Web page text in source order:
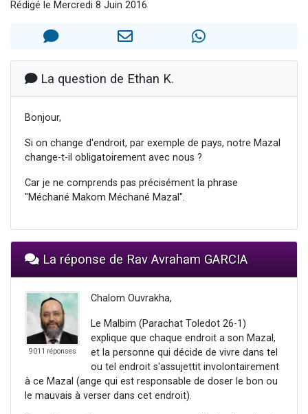
30 personnes viennent de faire un don pour Sauvez la jambe de Yohan
12 nouvelles musiques dans Torah-Box Music
29 personnes viennent de demander une bénédiction
Rédigé le Mercredi 8 Juin 2016
La question de Ethan K.
Bonjour,
Si on change d'endroit, par exemple de pays, notre Mazal
change-t-il obligatoirement avec nous ?
Car je ne comprends pas précisément la phrase
"Méchané Makom Méchané Mazal".
La réponse de Rav Avraham GARCIA
9011 réponses
Chalom Ouvrakha,
Le Malbim (Parachat Toledot 26-1)
explique que chaque endroit a son Mazal,
et la personne qui décide de vivre dans tel
ou tel endroit s'assujettit involontairement
à ce Mazal (ange qui est responsable de doser le bon ou
le mauvais à verser dans cet endroit).